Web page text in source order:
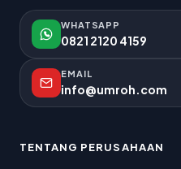
WHATSAPP
0821 2120 4159
EMAIL
info@umroh.com
TENTANG PERUSAHAAN